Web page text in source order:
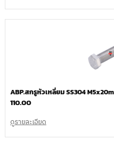
ABP.สกรูหัวเหลี่ยม SS304
110.00
ดูรายละเอียด